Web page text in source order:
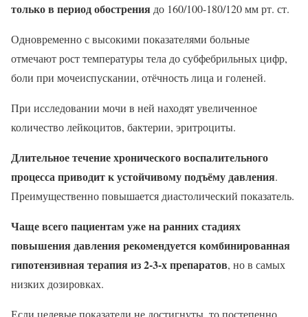
только в период обострения до 160/100-180/120 мм рт. ст.
Одновременно с высокими показателями больные
отмечают рост температуры тела до субфебрильных цифр,
боли при мочеиспускании, отёчность лица и голеней.
При исследовании мочи в ней находят увеличенное
количество лейкоцитов, бактерии, эритроциты.
Длительное течение хронического воспалительного
процесса приводит к устойчивому подъёму давления.
Преимущественно повышается диастолический показатель.
Чаще всего пациентам уже на ранних стадиях
повышения давления рекомендуется комбинированная
гипотензивная терапия из 2-3-х препаратов, но в самых
низких дозировках.
Если целевые показатели не достигнуты, то постепенно